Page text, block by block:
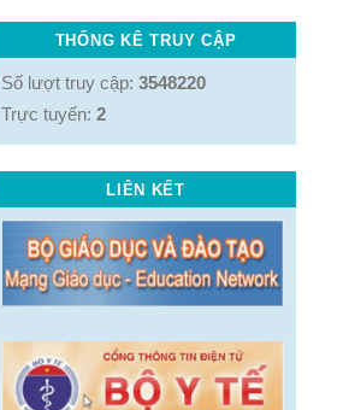
THỐNG KÊ TRUY CẬP
Số lượt truy cập: 3548220
Trực tuyến: 2
LIÊN KẾT